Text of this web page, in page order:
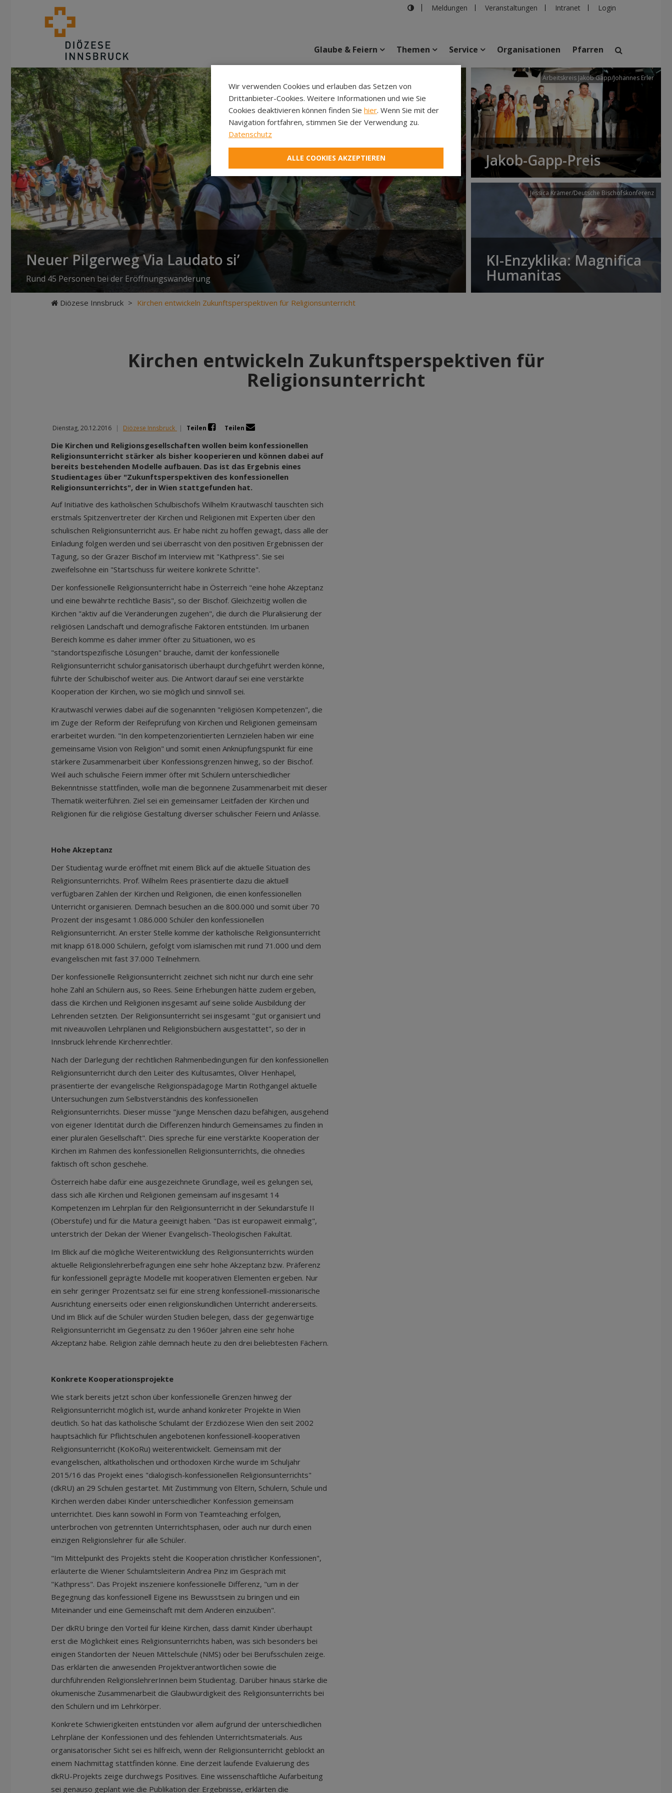
Meldungen Veranstaltungen Intranet Login
suchen
Veranstaltungen Personen Pfarren Einrichtungen
Glaube & Feiern Themen Service Organisationen Pfarren
Neuer Pilgerweg Via Laudato si’
Rund 45 Personen bei der Eröffnungswanderung
Arbeitskreis Jakob Gapp/Johannes Erler
Jakob-Gapp-Preis
Jessica Krämer/Deutsche Bischofskonferenz
KI-Enzyklika: Magnifica
Humanitas
Diözese Innsbruck > Kirchen entwickeln Zukunftsperspektiven für Religionsunterricht
Kirchen entwickeln Zukunftsperspektiven für
Religionsunterricht
Dienstag, 20.12.2016 | Diözese Innsbruck | Teilen Teilen
Die Kirchen und Religionsgesellschaften wollen beim konfessionellen
Religionsunterricht stärker als bisher kooperieren und können dabei auf
bereits bestehenden Modelle aufbauen. Das ist das Ergebnis eines
Studientages über "Zukunftsperspektiven des konfessionellen
Religionsunterrichts", der in Wien stattgefunden hat.
Auf Initiative des katholischen Schulbischofs Wilhelm Krautwaschl tauschten sich
erstmals Spitzenvertreter der Kirchen und Religionen mit Experten über den
schulischen Religionsunterricht aus. Er habe nicht zu hoffen gewagt, dass alle der
Einladung folgen werden und sei überrascht von den positiven Ergebnissen der
Tagung, so der Grazer Bischof im Interview mit "Kathpress". Sie sei
zweifelsohne ein "Startschuss für weitere konkrete Schritte".
Der konfessionelle Religionsunterricht habe in Österreich "eine hohe Akzeptanz
und eine bewährte rechtliche Basis", so der Bischof. Gleichzeitig wollen die
Kirchen "aktiv auf die Veränderungen zugehen", die durch die Pluralisierung der
religiösen Landschaft und demografische Faktoren entstünden. Im urbanen
Bereich komme es daher immer öfter zu Situationen, wo es
"standortspezifische Lösungen" brauche, damit der konfessionelle
Religionsunterricht schulorganisatorisch überhaupt durchgeführt werden könne,
führte der Schulbischof weiter aus. Die Antwort darauf sei eine verstärkte
Kooperation der Kirchen, wo sie möglich und sinnvoll sei.
Krautwaschl verwies dabei auf die sogenannten "religiösen Kompetenzen", die
im Zuge der Reform der Reifeprüfung von Kirchen und Religionen gemeinsam
erarbeitet wurden. "In den kompetenzorientierten Lernzielen haben wir eine
gemeinsame Vision von Religion" und somit einen Anknüpfungspunkt für eine
stärkere Zusammenarbeit über Konfessionsgrenzen hinweg, so der Bischof.
Weil auch schulische Feiern immer öfter mit Schülern unterschiedlicher
Bekenntnisse stattfinden, wolle man die begonnene Zusammenarbeit mit dieser
Thematik weiterführen. Ziel sei ein gemeinsamer Leitfaden der Kirchen und
Religionen für die religiöse Gestaltung diverser schulischer Feiern und Anlässe.
Hohe Akzeptanz
Der Studientag wurde eröffnet mit einem Blick auf die aktuelle Situation des
Religionsunterrichts. Prof. Wilhelm Rees präsentierte dazu die aktuell
verfügbaren Zahlen der Kirchen und Religionen, die einen konfessionellen
Unterricht organisieren. Demnach besuchen an die 800.000 und somit über 70
Prozent der insgesamt 1.086.000 Schüler den konfessionellen
Religionsunterricht. An erster Stelle komme der katholische Religionsunterricht
mit knapp 618.000 Schülern, gefolgt vom islamischen mit rund 71.000 und dem
evangelischen mit fast 37.000 Teilnehmern.
Der konfessionelle Religionsunterricht zeichnet sich nicht nur durch eine sehr
hohe Zahl an Schülern aus, so Rees. Seine Erhebungen hätte zudem ergeben,
dass die Kirchen und Religionen insgesamt auf seine solide Ausbildung der
Lehrenden setzten. Der Religionsunterricht sei insgesamt "gut organisiert und
mit niveauvollen Lehrplänen und Religionsbüchern ausgestattet", so der in
Innsbruck lehrende Kirchenrechtler.
Nach der Darlegung der rechtlichen Rahmenbedingungen für den konfessionellen
Religionsunterricht durch den Leiter des Kultusamtes, Oliver Henhapel,
präsentierte der evangelische Religionspädagoge Martin Rothgangel aktuelle
Untersuchungen zum Selbstverständnis des konfessionellen
Religionsunterrichts. Dieser müsse "junge Menschen dazu befähigen, ausgehend
von eigener Identität durch die Differenzen hindurch Gemeinsames zu finden in
einer pluralen Gesellschaft". Dies spreche für eine verstärkte Kooperation der
Kirchen im Rahmen des konfessionellen Religionsunterrichts, die ohnedies
faktisch oft schon geschehe.
Österreich habe dafür eine ausgezeichnete Grundlage, weil es gelungen sei,
dass sich alle Kirchen und Religionen gemeinsam auf insgesamt 14
Kompetenzen im Lehrplan für den Religionsunterricht in der Sekundarstufe II
(Oberstufe) und für die Matura geeinigt haben. "Das ist europaweit einmalig",
unterstrich der Dekan der Wiener Evangelisch-Theologischen Fakultät.
Im Blick auf die mögliche Weiterentwicklung des Religionsunterrichts würden
aktuelle Religionslehrerbefragungen eine sehr hohe Akzeptanz bzw. Präferenz
für konfessionell geprägte Modelle mit kooperativen Elementen ergeben. Nur
ein sehr geringer Prozentsatz sei für eine streng konfessionell-missionarische
Ausrichtung einerseits oder einen religionskundlichen Unterricht andererseits.
Und im Blick auf die Schüler würden Studien belegen, dass der gegenwärtige
Religionsunterricht im Gegensatz zu den 1960er Jahren eine sehr hohe
Akzeptanz habe. Religion zähle demnach heute zu den drei beliebtesten Fächern.
Konkrete Kooperationsprojekte
Wie stark bereits jetzt schon über konfessionelle Grenzen hinweg der
Religionsunterricht möglich ist, wurde anhand konkreter Projekte in Wien
deutlich. So hat das katholische Schulamt der Erzdiözese Wien den seit 2002
hauptsächlich für Pflichtschulen angebotenen konfessionell-kooperativen
Religionsunterricht (KoKoRu) weiterentwickelt. Gemeinsam mit der
evangelischen, altkatholischen und orthodoxen Kirche wurde im Schuljahr
2015/16 das Projekt eines "dialogisch-konfessionellen Religionsunterrichts"
(dkRU) an 29 Schulen gestartet. Mit Zustimmung von Eltern, Schülern, Schule und
Kirchen werden dabei Kinder unterschiedlicher Konfession gemeinsam
unterrichtet. Dies kann sowohl in Form von Teamteaching erfolgen,
unterbrochen von getrennten Unterrichtsphasen, oder auch nur durch einen
einzigen Religionslehrer für alle Schüler.
"Im Mittelpunkt des Projekts steht die Kooperation christlicher Konfessionen",
erläuterte die Wiener Schulamtsleiterin Andrea Pinz im Gespräch mit
"Kathpress". Das Projekt inszeniere konfessionelle Differenz, "um in der
Begegnung das konfessionell Eigene ins Bewusstsein zu bringen und ein
Miteinander und eine Gemeinschaft mit dem Anderen einzuüben".
Der dkRU bringe den Vorteil für kleine Kirchen, dass damit Kinder überhaupt
erst die Möglichkeit eines Religionsunterrichts haben, was sich besonders bei
einigen Standorten der Neuen Mittelschule (NMS) oder bei Berufsschulen zeige.
Das erklärten die anwesenden Projektverantwortlichen sowie die
durchführenden ReligionslehrerInnen beim Studientag. Darüber hinaus stärke die
ökumenische Zusammenarbeit die Glaubwürdigkeit des Religionsunterrichts bei
den Schülern und im Lehrkörper.
Konkrete Schwierigkeiten entstünden vor allem aufgrund der unterschiedlichen
Lehrpläne der Konfessionen und des fehlenden Unterrichtsmaterials. Aus
organisatorischer Sicht sei es hilfreich, wenn der Religionsunterricht geblockt an
einem Nachmittag stattfinden könne. Eine derzeit laufende Evaluierung des
dkRU-Projekts zeige durchwegs Positives. Eine wissenschaftliche Aufarbeitung
sei genauso geplant wie die Publikation der Ergebnisse, erklärten die
Wir verwenden Cookies und erlauben das Setzen von
Drittanbieter-Cookies. Weitere Informationen und wie Sie
Cookies deaktivieren können finden Sie hier. Wenn Sie mit der
Navigation fortfahren, stimmen Sie der Verwendung zu.
Datenschutz
ALLE COOKIES AKZEPTIEREN